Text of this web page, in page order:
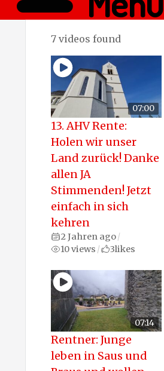
7 videos found
07:00
13. AHV Rente:
Holen wir unser
Land zurück! Danke
allen JA
Stimmenden! Jetzt
einfach in sich
kehren
2 Jahren ago/
10 views / 3likes
07:14
Rentner: Junge
leben in Saus und